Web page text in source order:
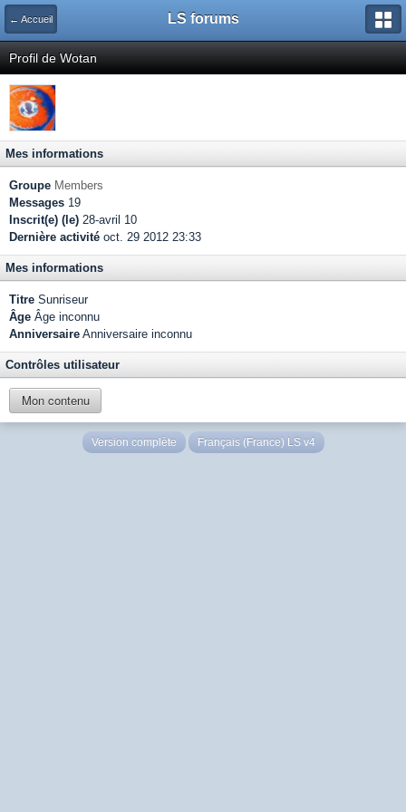
← Accueil LS forums
Profil de Wotan
Mes informations
Groupe Members
Messages 19
Inscrit(e) (le) 28-avril 10
Dernière activité oct. 29 2012 23:33
Mes informations
Titre Sunriseur
Âge Âge inconnu
Anniversaire Anniversaire inconnu
Contrôles utilisateur
Mon contenu
Version complète Français (France) LS v4